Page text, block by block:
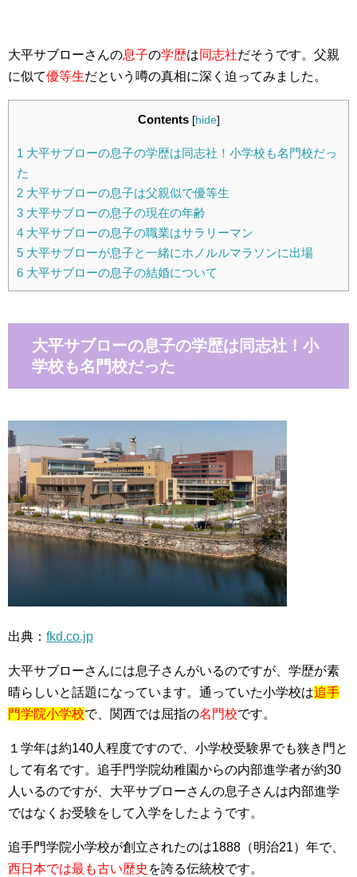
大平サブローさんの息子の学歴は同志社だそうです。父親
に似て優等生だという噂の真相に深く迫ってみました。
Contents [hide]
1 大平サブローの息子の学歴は同志社！小学校も名門校だっ
た
2 大平サブローの息子は父親似で優等生
3 大平サブローの息子の現在の年齢
4 大平サブローの息子の職業はサラリーマン
5 大平サブローが息子と一緒にホノルルマラソンに出場
6 大平サブローの息子の結婚について
大平サブローの息子の学歴は同志社！小
学校も名門校だった
出典： fkd.co.jp
大平サブローさんには息子さんがいるのですが、学歴が素
晴らしいと話題になっています。通っていた小学校は追手
門学院小学校で、関西では屈指の名門校です。
１学年は約140人程度ですので、小学校受験界でも狭き門と
して有名です。追手門学院幼稚園からの内部進学者が約30
人いるのですが、大平サブローさんの息子さんは内部進学
ではなくお受験をして入学をしたようです。
追手門学院小学校が創立されたのは1888（明治21）年で、
西日本では最も古い歴史 を誇る伝統校です。